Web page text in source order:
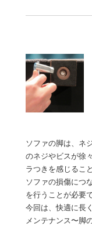
ソファの脚は、ネ
のネジやビスが徐
ラつきを感じるこ
ソファの損傷につ
を行うことが必要
今回は、快適に長
メンテナンス〜脚